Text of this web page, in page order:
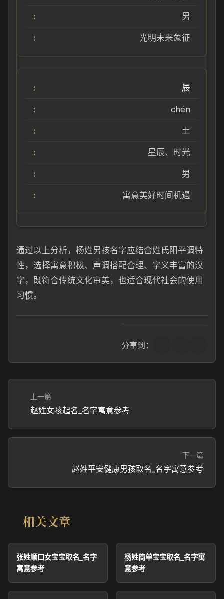
男
光明未来象征
辰
chén
土
星辰、时光
男
寓意美好时间机遇
通过以上分析，杨姓男孩名字应结合姓氏阳平调特
性，选择寓意积极、声调搭配合理、字义丰富的汉
字，既符合传统文化审美，也适合现代社会的使用
习惯。
分享到：
上一篇
赵姓女孩起名_名字寓意参考
下一篇
赵姓平安健康男孩取名_名字寓意参考
相关文章
张姓顺口女宝宝取名_名字
寓意参考
杨姓简单宝宝取名_名字寓
意参考